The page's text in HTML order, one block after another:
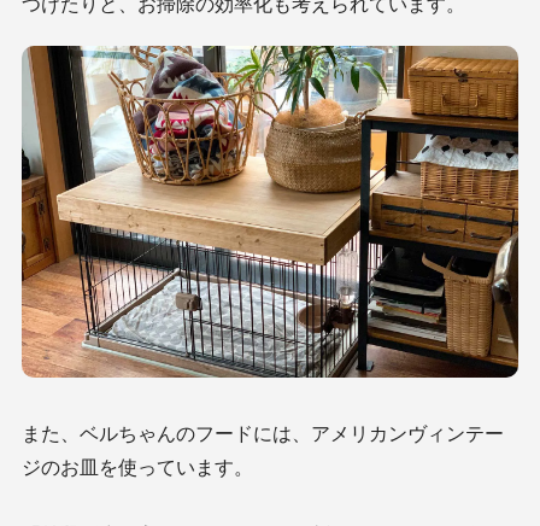
また、ベルちゃんのフードには、アメリカンヴィンテー
ジのお皿を使っています。